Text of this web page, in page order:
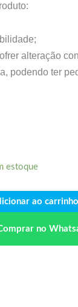
alteração
podendo ter
estoque
ao carrinho
no